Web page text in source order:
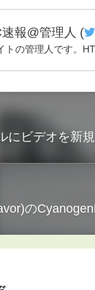
報@管理人 (
トの管理人です。
にビデオを新
の